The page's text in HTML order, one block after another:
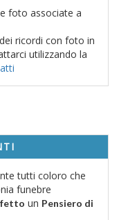
foto associate a
ricordi con foto in
utilizzando la
tutti coloro che
funebre
un Pensiero di